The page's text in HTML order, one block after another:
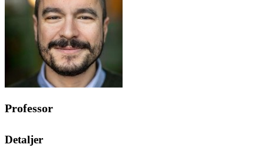
Professor
Detaljer